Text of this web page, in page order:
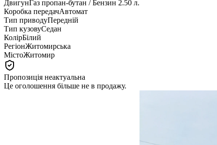
ДвигунГаз пропан-бутан / Бензин 2.50 л.
Коробка передачАвтомат
Тип приводуПередній
Тип кузовуСедан
КолірБілий
РегіонЖитомирська
МістоЖитомир
Пропозиція неактуальна
Це оголошення більше не в продажу.